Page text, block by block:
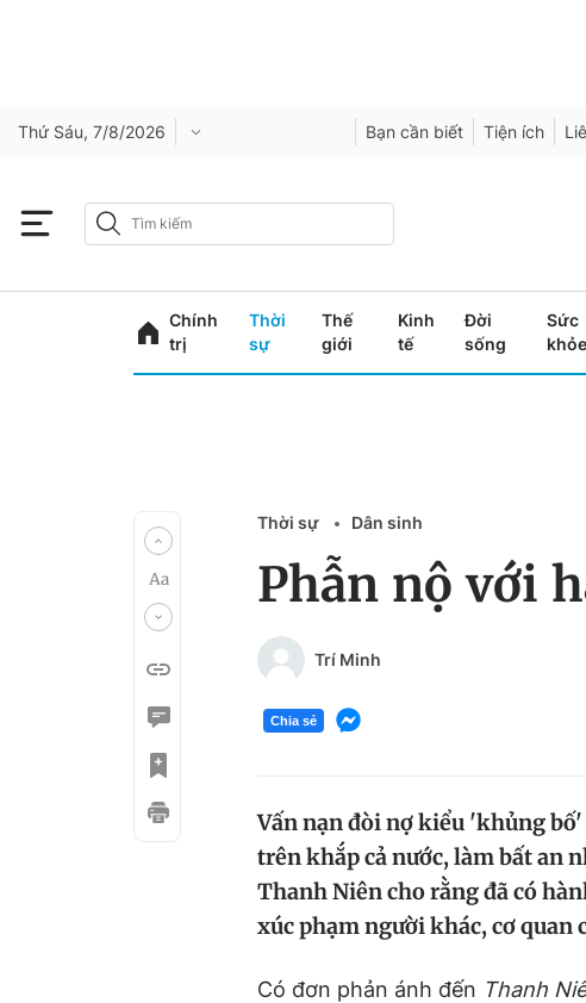
Thứ Sáu, 7/8/2026 Bạn cần biết Tiện ích
Chính
trị
Thời
sự
Thế
giới
Kinh
tế
Đời
sống
Sức
khỏe
Thời sự Dân sinh
Phẫn nộ với
Trí Minh
Chia sẻ
Vấn nạn đòi nợ kiểu 'khủng
trên khắp cả nước, làm bất an
Thanh Niên cho rằng đã có
xúc phạm người khác, cơ quan
Có đơn phản ánh đến Thanh